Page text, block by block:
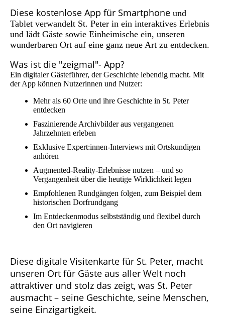
Diese kostenlose App für Smartphone und
Tablet verwandelt St. Peter in ein interaktives Erlebnis
und lädt Gäste sowie Einheimische ein, unseren
wunderbaren Ort auf eine ganz neue Art zu entdecken.
Was ist die "zeigmal"- App?
Ein digitaler Gästeführer, der Geschichte lebendig macht. Mit
der App können Nutzerinnen und Nutzer:
Mehr als 60 Orte und ihre Geschichte in St. Peter
entdecken
Faszinierende Archivbilder aus vergangenen
Jahrzehnten erleben
Exklusive Expert:innen-Interviews mit Ortskundigen
anhören
Augmented-Reality-Erlebnisse nutzen – und so
Vergangenheit über die heutige Wirklichkeit legen
Empfohlenen Rundgängen folgen, zum Beispiel dem
historischen Dorfrundgang
Im Entdeckenmodus selbstständig und flexibel durch
den Ort navigieren
Diese digitale Visitenkarte für St. Peter, macht
unseren Ort für Gäste aus aller Welt noch
attraktiver und stolz das zeigt, was St. Peter
ausmacht – seine Geschichte, seine Menschen,
seine Einzigartigkeit.